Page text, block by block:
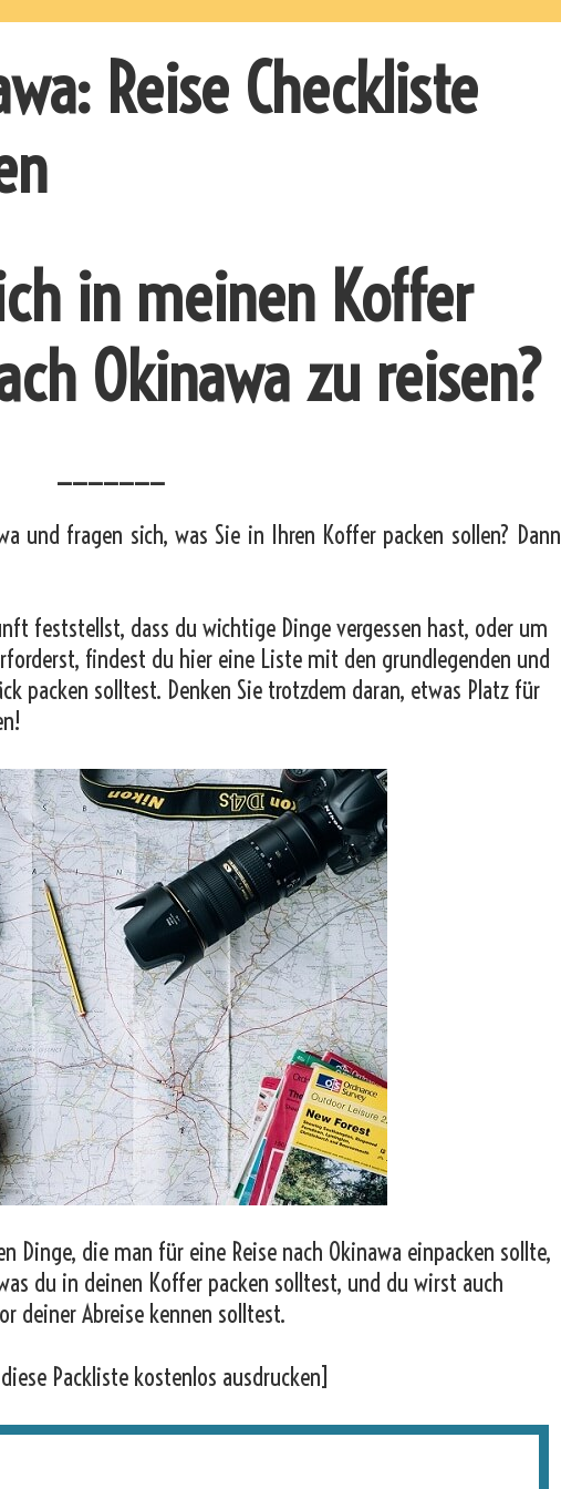
Reise Checkliste
in meinen Koffer
Okinawa zu reisen?
und fragen sich, was Sie in Ihren Koffer packen sollen? Dann
feststellst, dass du wichtige Dinge vergessen hast, oder um
findest du hier eine Liste mit den grundlegenden und
packen solltest. Denken Sie trotzdem daran, etwas Platz für
Dinge, die man für eine Reise nach Okinawa einpacken sollte,
du in deinen Koffer packen solltest, und du wirst auch
deiner Abreise kennen solltest.
Packliste kostenlos ausdrucken]